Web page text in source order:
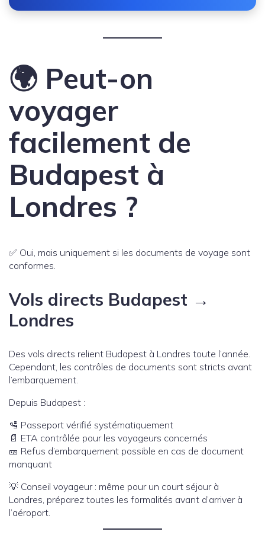
🌍 Peut-on
voyager
facilement de
Budapest à
Londres ?
✅ Oui, mais uniquement si les documents de voyage sont
conformes.
Vols directs Budapest →
Londres
Des vols directs relient Budapest à Londres toute l’année.
Cependant, les contrôles de documents sont stricts avant
l’embarquement.
Depuis Budapest :
🛂 Passeport vérifié systématiquement
📄 ETA contrôlée pour les voyageurs concernés
🎫 Refus d’embarquement possible en cas de document
manquant
💡 Conseil voyageur : même pour un court séjour à
Londres, préparez toutes les formalités avant d’arriver à
l’aéroport.